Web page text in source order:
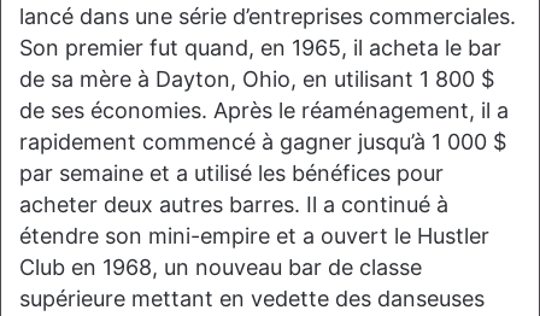
lancé dans une série d’entreprises commerciales.
Son premier fut quand, en 1965, il acheta le bar
de sa mère à Dayton, Ohio, en utilisant 1 800 $
de ses économies. Après le réaménagement, il a
rapidement commencé à gagner jusqu’à 1 000 $
par semaine et a utilisé les bénéfices pour
acheter deux autres barres. Il a continué à
étendre son mini-empire et a ouvert le Hustler
Club en 1968, un nouveau bar de classe
supérieure mettant en vedette des danseuses